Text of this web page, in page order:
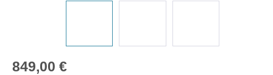
Regulärer Preis:
849,00 €